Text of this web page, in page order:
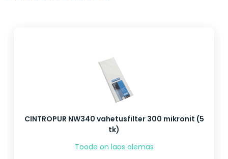
CINTROPUR NW340 vahetusfilter 300 mikronit (5
tk)
Toode on laos olemas